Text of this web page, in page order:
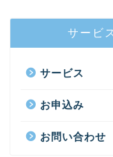
サービ
サービス
お申込み
お問い合わせ